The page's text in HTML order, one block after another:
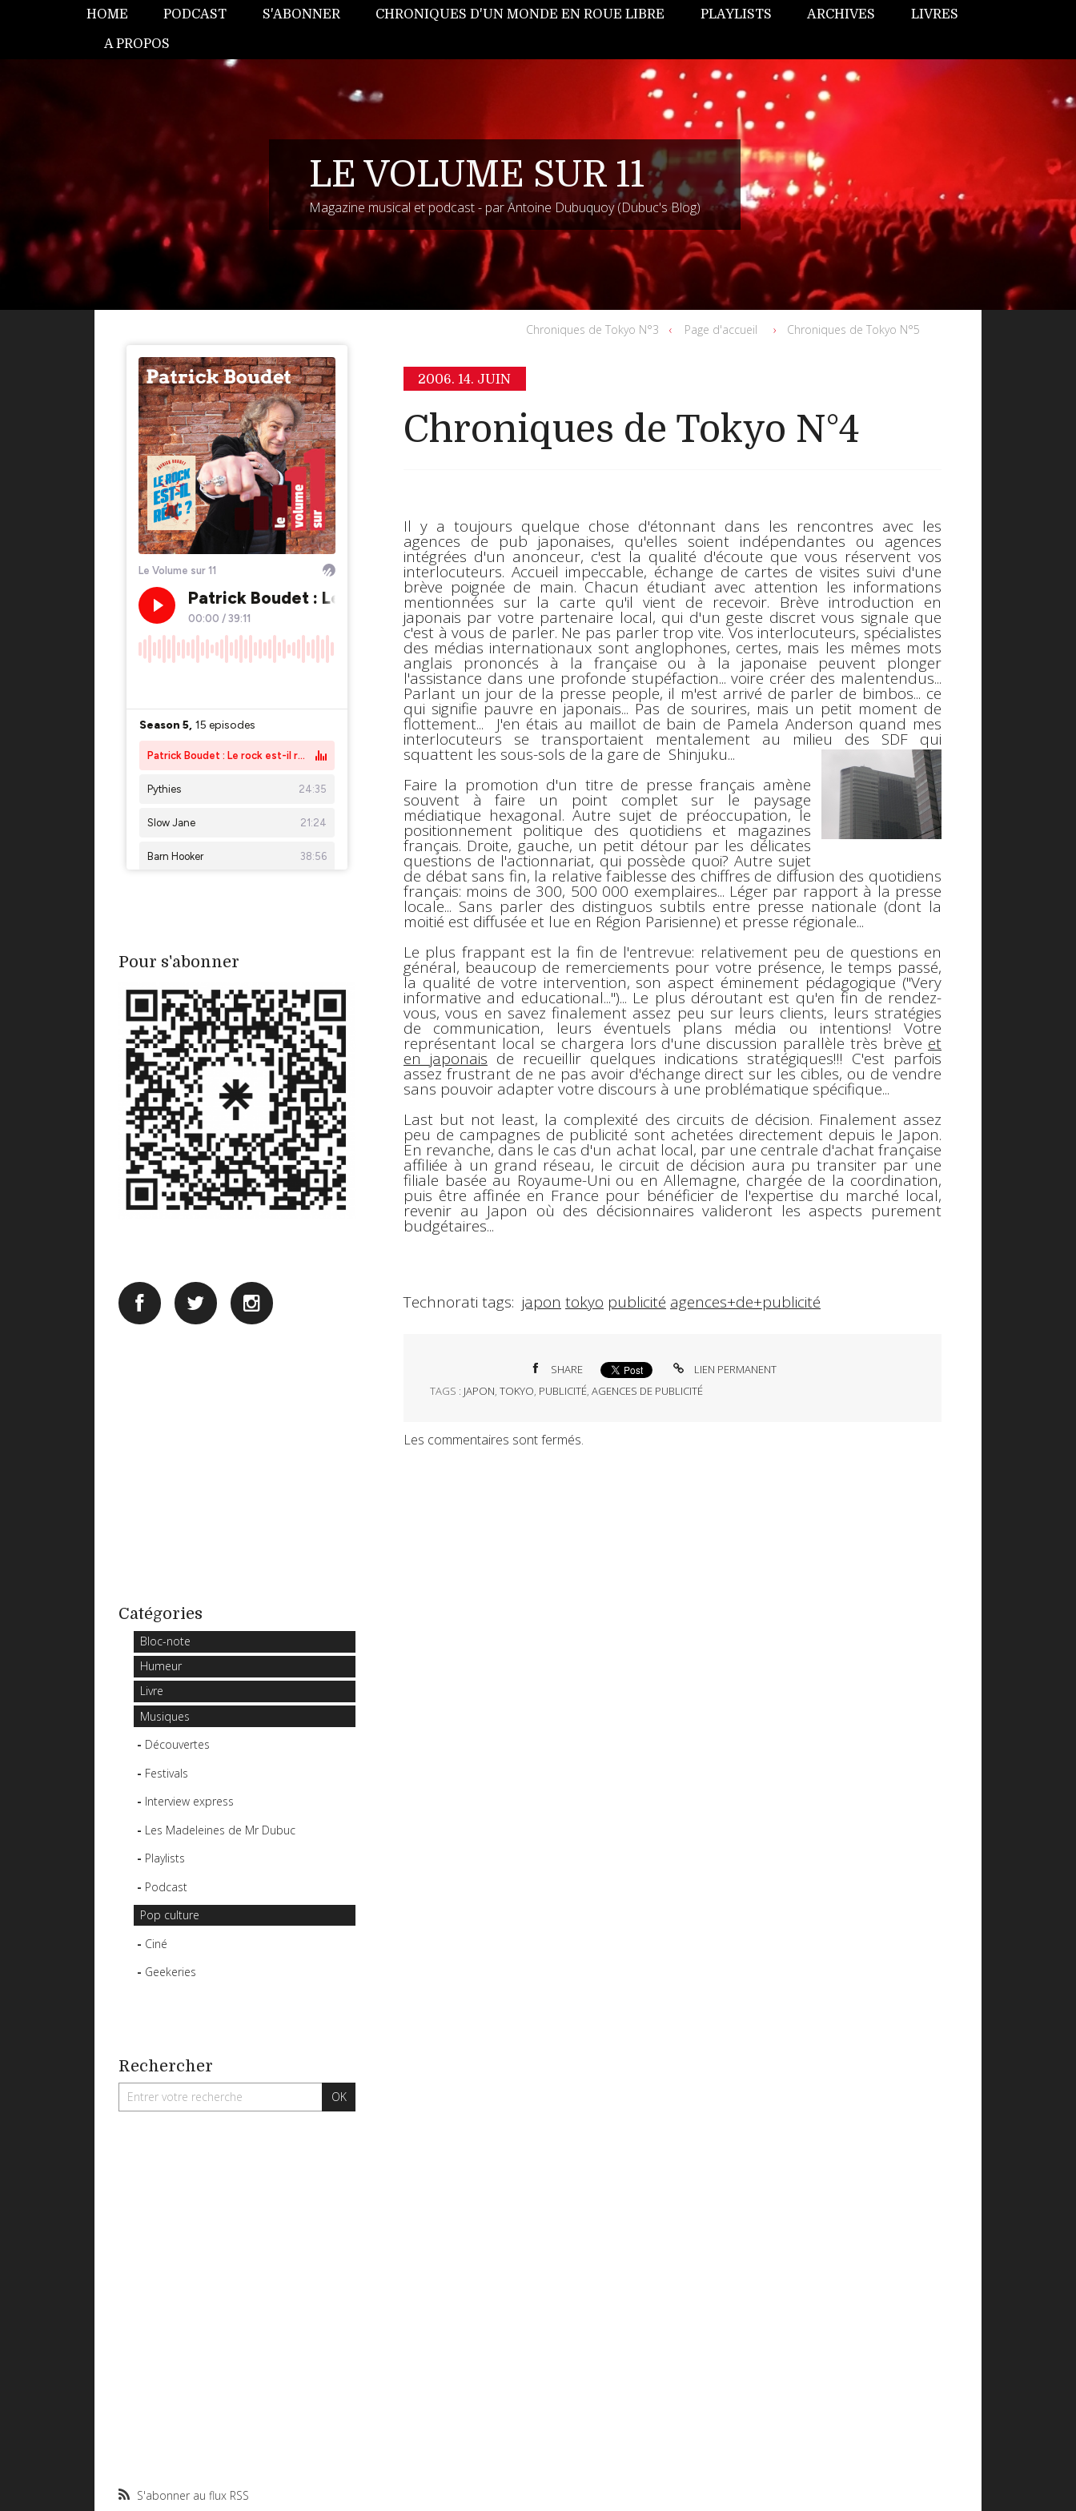
HOME PODCAST S'ABONNER CHRONIQUES D'UN MONDE EN ROUE LIBRE PLAYLISTS ARCHIVES LIVRES
A PROPOS
LE VOLUME SUR 11
Magazine musical et podcast - par Antoine Dubuquoy (Dubuc's Blog)
Pour s'abonner
Catégories
Bloc-note
Humeur
Livre
Musiques
Découvertes
Festivals
Interview express
Les Madeleines de Mr Dubuc
Playlists
Podcast
Pop culture
Ciné
Geekeries
Rechercher
S'abonner au flux RSS
Chroniques de Tokyo N°3 Page d'accueil Chroniques de Tokyo N°5
2006. 14. JUIN
Chroniques de Tokyo N°4
Il y a toujours quelque chose d'étonnant dans les rencontres avec les
agences de pub japonaises, qu'elles soient indépendantes ou agences
intégrées d'un anonceur, c'est la qualité d'écoute que vous réservent vos
interlocuteurs. Accueil impeccable, échange de cartes de visites suivi d'une
brève poignée de main. Chacun étudiant avec attention les informations
mentionnées sur la carte qu'il vient de recevoir. Brève introduction en
japonais par votre partenaire local, qui d'un geste discret vous signale que
c'est à vous de parler. Ne pas parler trop vite. Vos interlocuteurs, spécialistes
des médias internationaux sont anglophones, certes, mais les mêmes mots
anglais prononcés à la française ou à la japonaise peuvent plonger
l'assistance dans une profonde stupéfaction... voire créer des malentendus...
Parlant un jour de la presse people, il m'est arrivé de parler de bimbos... ce
qui signifie pauvre en japonais... Pas de sourires, mais un petit moment de
flottement... J'en étais au maillot de bain de Pamela Anderson quand mes
interlocuteurs se transportaient mentalement au milieu des SDF qui
squattent les sous-sols de la gare de Shinjuku...
Faire la promotion d'un titre de presse français amène
souvent à faire un point complet sur le paysage
médiatique hexagonal. Autre sujet de préoccupation, le
positionnement politique des quotidiens et magazines
français. Droite, gauche, un petit détour par les délicates
questions de l'actionnariat, qui possède quoi? Autre sujet
de débat sans fin, la relative faiblesse des chiffres de diffusion des quotidiens
français: moins de 300, 500 000 exemplaires... Léger par rapport à la presse
locale... Sans parler des distinguos subtils entre presse nationale (dont la
moitié est diffusée et lue en Région Parisienne) et presse régionale...
Le plus frappant est la fin de l'entrevue: relativement peu de questions en
général, beaucoup de remerciements pour votre présence, le temps passé,
la qualité de votre intervention, son aspect éminement pédagogique ("Very
informative and educational...")... Le plus déroutant est qu'en fin de rendez-
vous, vous en savez finalement assez peu sur leurs clients, leurs stratégies
de communication, leurs éventuels plans média ou intentions! Votre
représentant local se chargera lors d'une discussion parallèle très brève et
en japonais de recueillir quelques indications stratégiques!!! C'est parfois
assez frustrant de ne pas avoir d'échange direct sur les cibles, ou de vendre
sans pouvoir adapter votre discours à une problématique spécifique...
Last but not least, la complexité des circuits de décision. Finalement assez
peu de campagnes de publicité sont achetées directement depuis le Japon.
En revanche, dans le cas d'un achat local, par une centrale d'achat française
affiliée à un grand réseau, le circuit de décision aura pu transiter par une
filiale basée au Royaume-Uni ou en Allemagne, chargée de la coordination,
puis être affinée en France pour bénéficier de l'expertise du marché local,
revenir au Japon où des décisionnaires valideront les aspects purement
budgétaires...
Technorati tags: japon tokyo publicité agences+de+publicité
SHARE
LIEN PERMANENT
TAGS : JAPON, TOKYO, PUBLICITÉ, AGENCES DE PUBLICITÉ
Les commentaires sont fermés.